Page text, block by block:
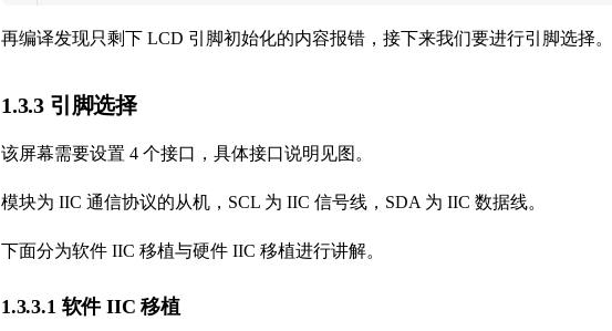
再编译发现只剩下 LCD 引脚初始化的内容报错，接下来我们要进行引脚选择。
1.3.3 引脚选择
该屏幕需要设置 4 个接口，具体接口说明见图。
模块为 IIC 通信协议的从机，SCL 为 IIC 信号线，SDA 为 IIC 数据线。
下面分为软件 IIC 移植与硬件 IIC 移植进行讲解。
1.3.3.1 软件 IIC 移植